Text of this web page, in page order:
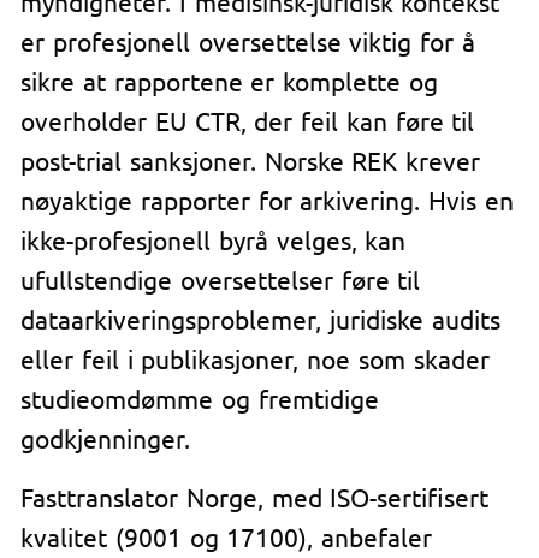
er profesjonell oversettelse viktig for å
sikre at rapportene er komplette og
overholder EU CTR, der feil kan føre til
post-trial sanksjoner. Norske REK krever
nøyaktige rapporter for arkivering. Hvis en
ikke-profesjonell byrå velges, kan
ufullstendige oversettelser føre til
dataarkiveringsproblemer, juridiske audits
eller feil i publikasjoner, noe som skader
studieomdømme og fremtidige
godkjenninger.
Fasttranslator Norge, med ISO-sertifisert
kvalitet (9001 og 17100), anbefaler